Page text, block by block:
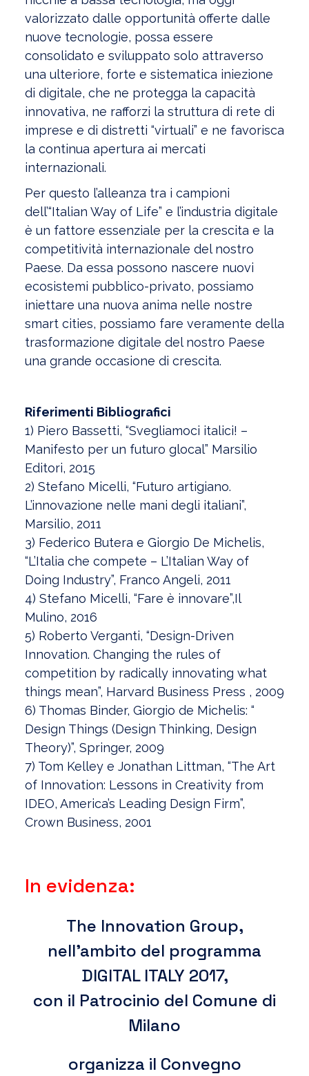
valorizzato dalle opportunità offerte dalle
nuove tecnologie, possa essere
consolidato e sviluppato solo attraverso
una ulteriore, forte e sistematica iniezione
di digitale, che ne protegga la capacità
innovativa, ne rafforzi la struttura di rete di
imprese e di distretti “virtuali” e ne favorisca
la continua apertura ai mercati
internazionali.
Per questo l’alleanza tra i campioni
dell’“Italian Way of Life” e l’industria digitale
è un fattore essenziale per la crescita e la
competitività internazionale del nostro
Paese. Da essa possono nascere nuovi
ecosistemi pubblico-privato, possiamo
iniettare una nuova anima nelle nostre
smart cities, possiamo fare veramente della
trasformazione digitale del nostro Paese
una grande occasione di crescita.
Riferimenti Bibliografici
1) Piero Bassetti, “Svegliamoci italici! –
Manifesto per un futuro glocal” Marsilio
Editori, 2015
2) Stefano Micelli, “Futuro artigiano.
L’innovazione nelle mani degli italiani”,
Marsilio, 2011
3) Federico Butera e Giorgio De Michelis,
“L’Italia che compete – L’Italian Way of
Doing Industry”, Franco Angeli, 2011
4) Stefano Micelli, “Fare è innovare”,Il
Mulino, 2016
5) Roberto Verganti, “Design-Driven
Innovation. Changing the rules of
competition by radically innovating what
things mean”, Harvard Business Press , 2009
6) Thomas Binder, Giorgio de Michelis: “
Design Things (Design Thinking, Design
Theory)”, Springer, 2009
7) Tom Kelley e Jonathan Littman, “The Art
of Innovation: Lessons in Creativity from
IDEO, America’s Leading Design Firm”,
Crown Business, 2001
In evidenza:
The Innovation Group,
nell’ambito del programma
DIGITAL ITALY 2017,
con il Patrocinio del Comune di
Milano
organizza il Convegno